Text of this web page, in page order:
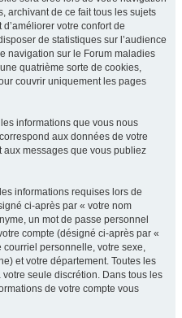
archivant de ce fait tous les sujets
votre confort de
de statistiques sur l’audience
navigation sur le Forum maladies
quatrième sorte de cookies,
couvrir uniquement les pages
informations que vous nous
aux données de votre
aux messages que vous publiez
informations requises lors de
ci-après par « votre nom
un mot de passe personnel
compte (désigné ci-après par «
courriel personnelle, votre sexe,
et votre département. Toutes les
seule discrétion. Dans tous les
de votre compte vous